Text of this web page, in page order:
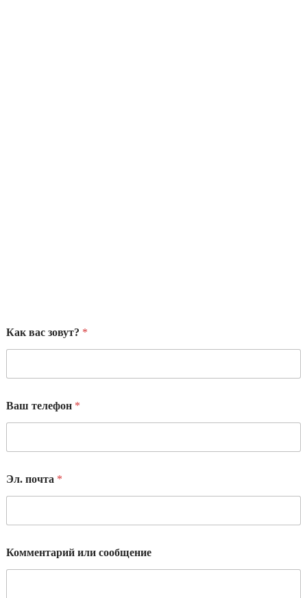
Как вас зовут? *
Ваш телефон *
Эл. почта *
Комментарий или сообщение